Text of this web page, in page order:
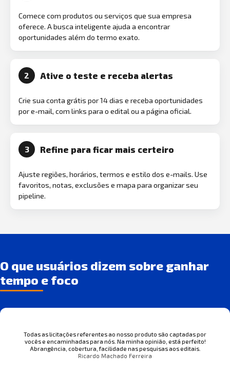
Comece com produtos ou serviços que sua empresa
oferece. A busca inteligente ajuda a encontrar
oportunidades além do termo exato.
2 Ative o teste e receba alertas
Crie sua conta grátis por 14 dias e receba oportunidades
por e-mail, com links para o edital ou a página oficial.
3 Refine para ficar mais certeiro
Ajuste regiões, horários, termos e estilo dos e-mails. Use
favoritos, notas, exclusões e mapa para organizar seu
pipeline.
O que usuários dizem sobre ganhar
tempo e foco
Todas as licitações referentes ao nosso produto são captadas por
vocês e encaminhadas para nós. Na minha opinião, está perfeito!
Abrangência, cobertura, facilidade nas pesquisas aos editais.
Ricardo Machado Ferreira